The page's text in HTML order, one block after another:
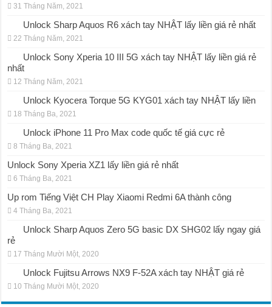
31 Tháng Năm, 2021
Unlock Sharp Aquos R6 xách tay NHẬT lấy liền giá rẻ nhất
22 Tháng Năm, 2021
Unlock Sony Xperia 10 III 5G xách tay NHẬT lấy liền giá rẻ
nhất
12 Tháng Năm, 2021
Unlock Kyocera Torque 5G KYG01 xách tay NHẬT lấy liền
18 Tháng Ba, 2021
Unlock iPhone 11 Pro Max code quốc tế giá cực rẻ
8 Tháng Ba, 2021
Unlock Sony Xperia XZ1 lấy liền giá rẻ nhất
6 Tháng Ba, 2021
Up rom Tiếng Việt CH Play Xiaomi Redmi 6A thành công
4 Tháng Ba, 2021
Unlock Sharp Aquos Zero 5G basic DX SHG02 lấy ngay giá
rẻ
17 Tháng Mười Một, 2020
Unlock Fujitsu Arrows NX9 F-52A xách tay NHẬT giá rẻ
10 Tháng Mười Một, 2020